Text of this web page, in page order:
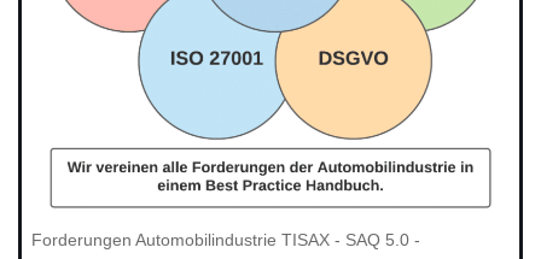
Forderungen Automobilindustrie TISAX - SAQ 5.0 -